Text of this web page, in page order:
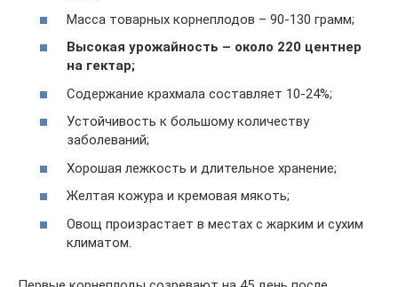
Масса товарных корнеплодов – 90-130 грамм;
Высокая урожайность – около 220 центнер
на гектар;
Содержание крахмала составляет 10-24%;
Устойчивость к большому количеству
заболеваний;
Хорошая лежкость и длительное хранение;
Желтая кожура и кремовая мякоть;
Овощ произрастает в местах с жарким и сухим
климатом.